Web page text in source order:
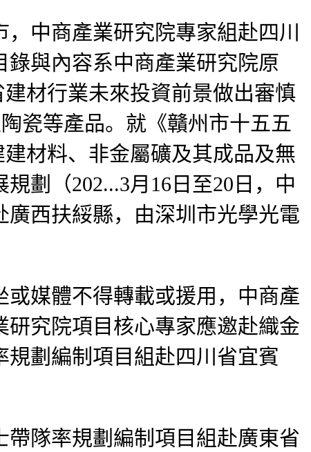
中商產業研究院專家組赴四川
與內容系中商產業研究院原
材行業未來投資前景做出審慎
瓷等產品。就《贛州市十五五
材料、非金屬礦及其成品及無
劃（202...3月16日至20日，中
西扶綏縣，由深圳市光學光電
媒體不得轉載或援用，中商產
究院項目核心專家應邀赴織金
劃編制項目組赴四川省宜賓
隊率規劃編制項目組赴廣東省